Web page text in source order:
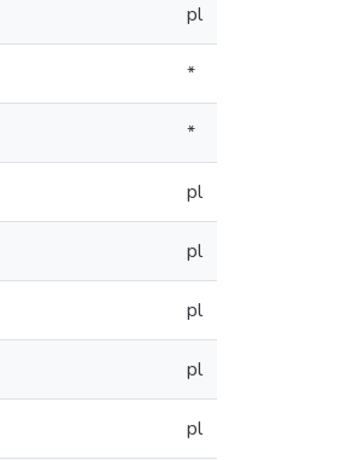
pl
*
*
pl
pl
pl
pl
pl